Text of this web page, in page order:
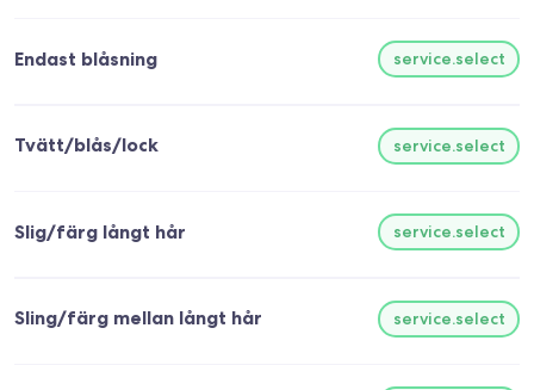
Endast blåsning service.select
Tvätt/blås/lock service.select
Slig/färg långt hår service.select
Sling/färg mellan långt hår service.select